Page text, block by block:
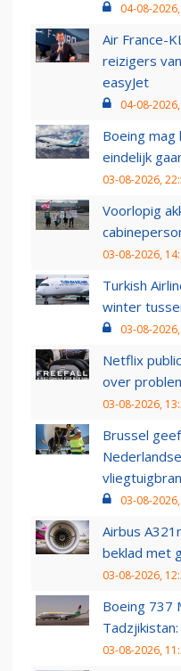
04-08-
Air France-
reizigers
easyJet
04-08-
Boeing mag
eindelijk
03-08-2026,
Voorlopig
03-08-2026,
Turkish
winter
03-08-
Netflix
over
03-08-2026,
Brussel
03-08-
Airbus
beklad met
03-08-2026,
Boeing 737
03-08-2026,